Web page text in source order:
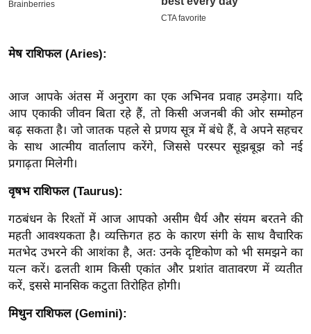
म
-
र
मि
सा
ल
बे
मि
सा
ल
श
ख्सि
य
त
मेष राशिफल (Aries):
आज आपके अंतस में अनुराग का एक अभिनव प्रवाह उमड़ेगा। यदि
आप एकाकी जीवन बिता रहे हैं, तो किसी अजनबी की ओर सम्मोहन
बढ़ सकता है। जो जातक पहले से प्रणय सूत्र में बंधे हैं, वे अपने सहचर
के साथ आत्मीय वार्तालाप करेंगे, जिससे परस्पर सूझबूझ को नई
प्रगाढ़ता मिलेगी।
वृषभ राशिफल (Taurus):
गठबंधन के रिश्तों में आज आपको असीम धैर्य और संयम बरतने की
महती आवश्यकता है। व्यक्तिगत हठ के कारण संगी के साथ वैचारिक
मतभेद उभरने की आशंका है, अतः उनके दृष्टिकोण को भी समझने का
यत्न करें। ढलती शाम किसी एकांत और प्रशांत वातावरण में व्यतीत
करें, इससे मानसिक कटुता तिरोहित होगी।
मिथुन राशिफल (Gemini):